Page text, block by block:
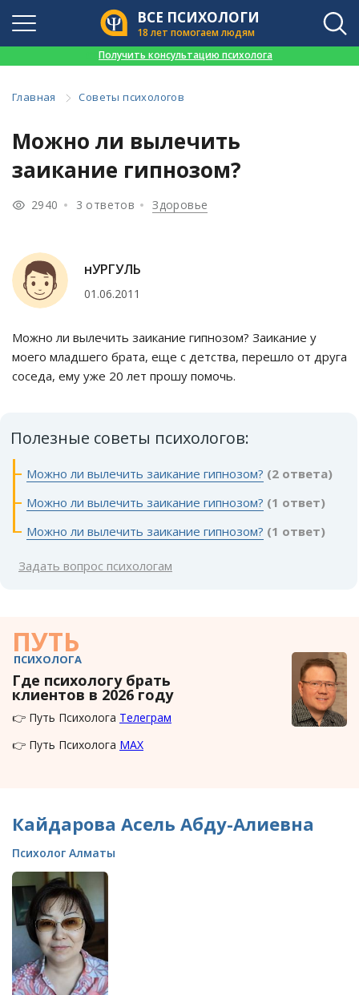
ВСЕ ПСИХОЛОГИ
18 лет помогаем людям
Получить консультацию психолога
Главная Советы психологов
Можно ли вылечить
заикание гипнозом?
2940 3 ответов Здоровье
нУРГУЛЬ
01.06.2011
Можно ли вылечить заикание гипнозом? Заикание у
моего младшего брата, еще с детства, перешло от друга
соседа, ему уже 20 лет прошу помочь.
Полезные советы психологов:
Можно ли вылечить заикание гипнозом? (2 ответа)
Можно ли вылечить заикание гипнозом? (1 ответ)
Можно ли вылечить заикание гипнозом? (1 ответ)
Задать вопрос психологам
ПУТЬ
ПСИХОЛОГА
Где психологу брать
клиентов в 2026 году
👉 Путь Психолога Телеграм
👉 Путь Психолога MAX
Кайдарова Асель Абду-Алиевна
Психолог Алматы